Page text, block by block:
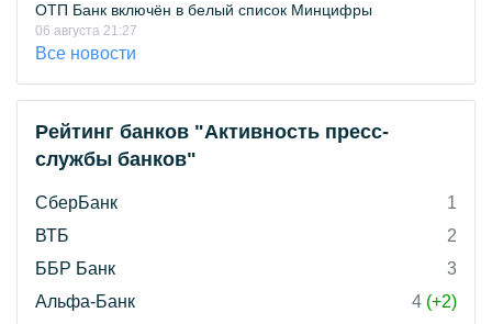
ОТП Банк включён в белый список Минцифры
06 августа 21:27
Все новости
Рейтинг банков "Активность пресс-
службы банков"
СберБанк
1
ВТБ
2
ББР Банк
3
Альфа-Банк
4 (+2)